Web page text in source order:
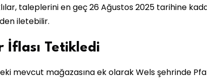
taleplerini en geç 26 Ağustos 2025 tarihine
iletebilir.
İflası Tetikledi
mevcut mağazasına ek olarak Wels şehrinde